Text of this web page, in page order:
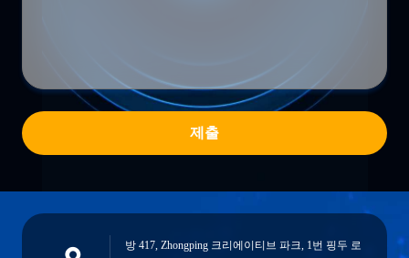
제출
방 417, Zhongping 크리에이티브 파크, 1번 핑두 로